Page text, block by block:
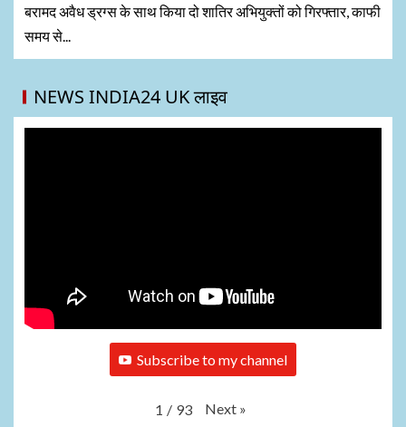
बरामद अवैध ड्रग्स के साथ किया दो शातिर अभियुक्तों को गिरफ्तार, काफी
समय से...
NEWS INDIA24 UK लाइव
Subscribe to my channel
1 / 93 Next »